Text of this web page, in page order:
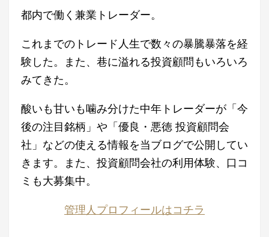
都内で働く兼業トレーダー。
これまでのトレード人生で数々の暴騰暴落を経
験した。また、巷に溢れる投資顧問もいろいろ
みてきた。
酸いも甘いも噛み分けた中年トレーダーが「今
後の注目銘柄」や「優良・悪徳 投資顧問会
社」などの使える情報を当ブログで公開してい
きます。また、投資顧問会社の利用体験、口コ
ミも大募集中。
管理人プロフィールはコチラ